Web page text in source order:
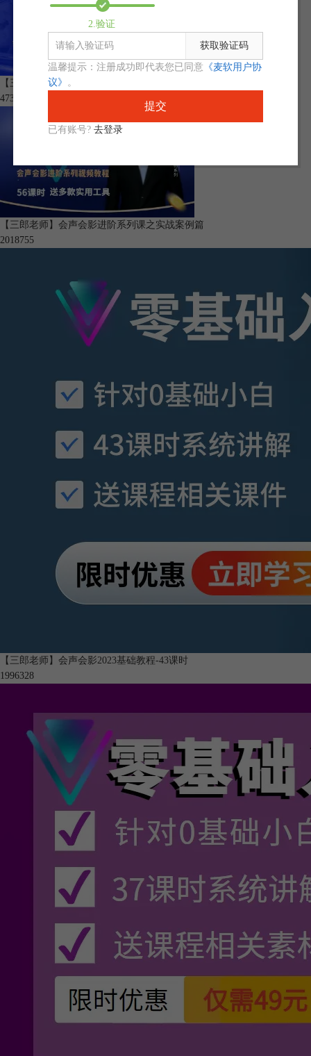
2.验证
获取验证码
温馨提示：注册成功即代表您已同意 《麦软用户协
议》
。
提交
已有账号? 去登录
2.如下图所示，这是另一种HSL的颜色查询表。与上图不同的是，该表没
有展示出颜色，而是以数值来代表对应的颜色。这种表示方式较为精准，
但其也有缺点，就是没有办法直观地看到数值对应的颜色。
1.以上我们介绍了HSL颜色查询对照表。那么颜色HSL到底是什么呢？
中的空间直角坐标系。对使用HSL进行调色，即对这三种颜色参数进行调
整。明确了这三个参数，基本上就可以表达出全部的色彩。下图中就是会
声会影中的HSL调色 系统。
【三郎老师】2022版会声会影中级教程-108课（可适用于2023版）
473178
【三郎老师】会声会影进阶系列课之实战案例篇
2018755
【三郎老师】会声会影2023基础教程-43课时
1996328